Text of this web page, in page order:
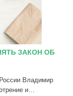
ЗАКОН ОБ
Владимир
и…